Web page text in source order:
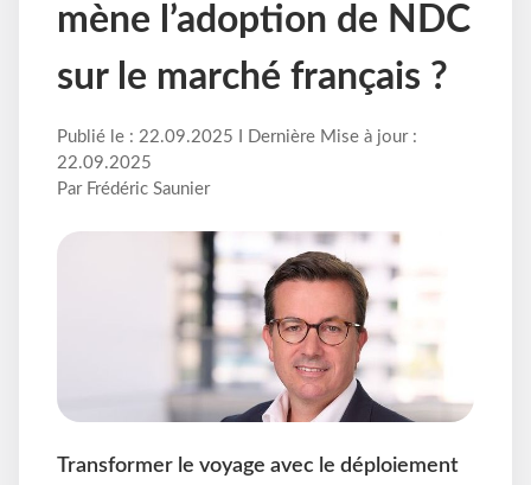
mène l’adoption de NDC
sur le marché français ?
Publié le : 22.09.2025 I Dernière Mise à jour :
22.09.2025
Par Frédéric Saunier
Transformer le voyage avec le déploiement